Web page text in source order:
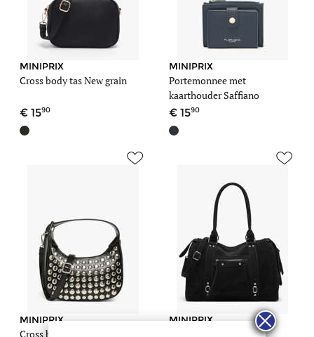
MINIPRIX
Cross body tas New grain
1590
MINIPRIX
Portemonnee met
kaarthouder Saffiano
1590
MINIPRIX
Cross body tas Gloss
MINIPRIX
Schoudertas Velvet